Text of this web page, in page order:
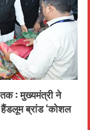
: मुख्यमंत्री ने
हैंडलूम ब्रांड ‘कोशल